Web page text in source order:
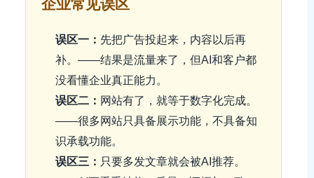
企业常见误区
误区一： 先把广告投起来，内容以后再
补。——结果是流量来了，但AI和客户都
没看懂企业真正能力。
误区二： 网站有了，就等于数字化完成。
——很多网站只具备展示功能，不具备知
识承载功能。
误区三： 只要多发文章就会被AI推荐。